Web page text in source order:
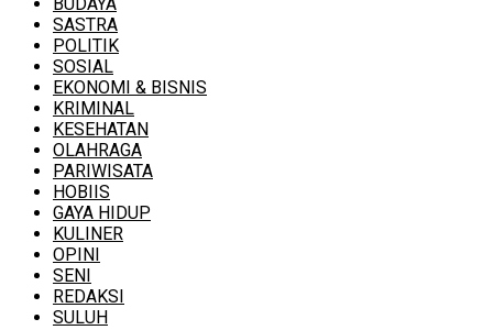
BUDAYA
SASTRA
POLITIK
SOSIAL
EKONOMI & BISNIS
KRIMINAL
KESEHATAN
OLAHRAGA
PARIWISATA
HOBIIS
GAYA HIDUP
KULINER
OPINI
SENI
REDAKSI
SULUH